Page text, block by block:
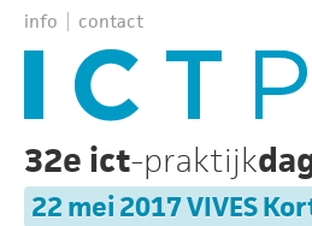
info contact
32e ict-praktijk
22 mei 2017 VIVES